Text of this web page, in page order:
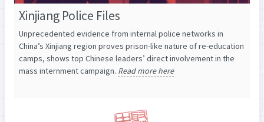
Xinjiang Police Files
Unprecedented evidence from internal police networks in
China’s Xinjiang region proves prison-like nature of re-education
camps, shows top Chinese leaders’ direct involvement in the
mass internment campaign. Read more here